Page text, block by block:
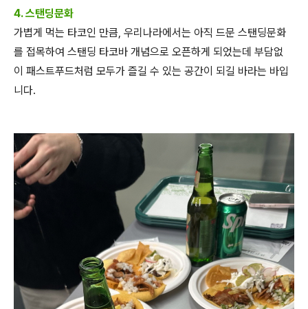
4. 스탠딩문화
가볍게 먹는 타코인 만큼, 우리나라에서는 아직 드문 스탠딩문화
를 접목하여 스탠딩 타코바 개념으로 오픈하게 되었는데 부담없
이 패스트푸드처럼 모두가 즐길 수 있는 공간이 되길 바라는 바입
니다.